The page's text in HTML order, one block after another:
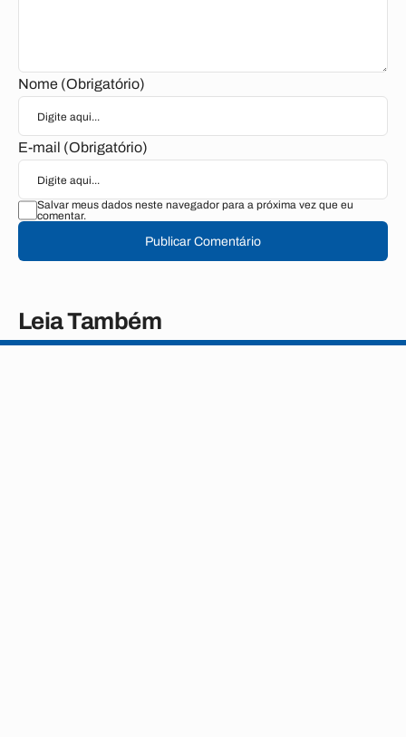
Nome (Obrigatório)
E-mail (Obrigatório)
Salvar meus dados neste navegador para a próxima vez que eu
comentar.
Publicar Comentário
Leia Também